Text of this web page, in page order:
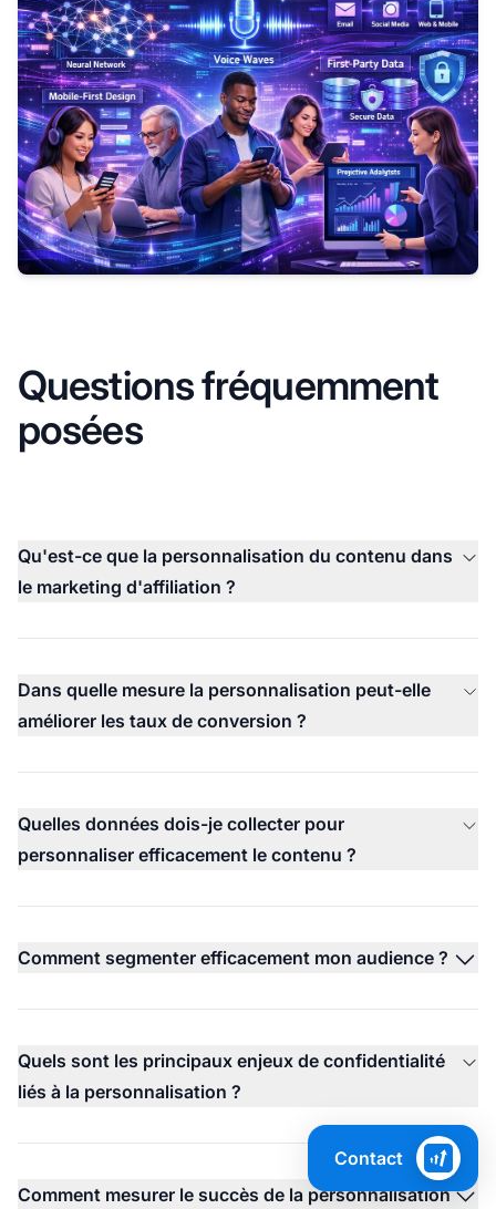
Questions fréquemment
posées
Qu'est-ce que la personnalisation du contenu dans
le marketing d'affiliation ?
Dans quelle mesure la personnalisation peut-elle
améliorer les taux de conversion ?
Quelles données dois-je collecter pour
personnaliser efficacement le contenu ?
Comment segmenter efficacement mon audience ?
Quels sont les principaux enjeux de confidentialité
liés à la personnalisation ?
Comment mesurer le succès de la personnalisation
Contact